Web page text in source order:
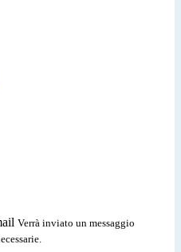
Verrà inviato un messaggio